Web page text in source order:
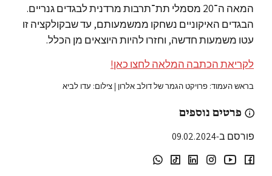
המאה ה־20 מסמלי תת־תרבות מרדנית לבגדים גנריים.
הבגדים האיקוניים נשחקו ממשמעותם, עד שבקולקציה זו
עטו משמעות חדשה, וחזרו להיות היוצאים מן הכלל.
לקריאת הכתבה המלאה לחצו כאן!
בראש העמוד: פרויקט הגמר של דולב אלרון | צילום: עדו לביא
פרטים נוספים
פורסם ב-09.02.2024